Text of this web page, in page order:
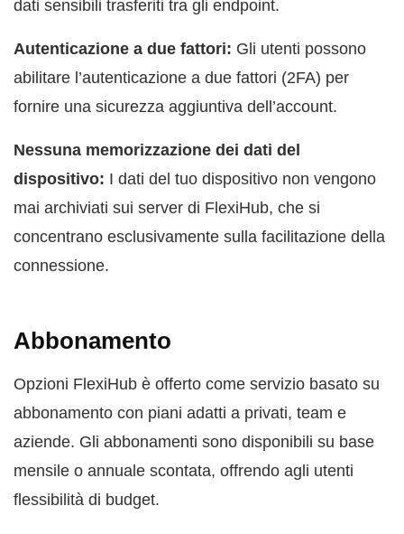
dati sensibili trasferiti tra gli endpoint.
Autenticazione a due fattori: Gli utenti possono
abilitare l’autenticazione a due fattori (2FA) per
fornire una sicurezza aggiuntiva dell’account.
Nessuna memorizzazione dei dati del
dispositivo: I dati del tuo dispositivo non vengono
mai archiviati sui server di FlexiHub, che si
concentrano esclusivamente sulla facilitazione della
connessione.
Abbonamento
Opzioni FlexiHub è offerto come servizio basato su
abbonamento con piani adatti a privati, team e
aziende. Gli abbonamenti sono disponibili su base
mensile o annuale scontata, offrendo agli utenti
flessibilità di budget.